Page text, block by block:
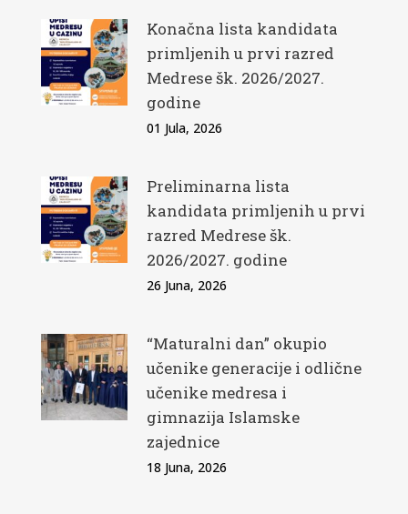
Konačna lista kandidata
primljenih u prvi razred
Medrese šk. 2026/2027.
godine
01 Jula, 2026
Preliminarna lista
kandidata primljenih u prvi
razred Medrese šk.
2026/2027. godine
26 Juna, 2026
“Maturalni dan” okupio
učenike generacije i odlične
učenike medresa i
gimnazija Islamske
zajednice
18 Juna, 2026